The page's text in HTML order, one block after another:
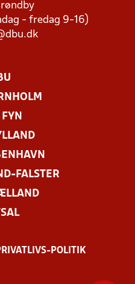
- fredag 9-16)
FALSTER
POLITIK